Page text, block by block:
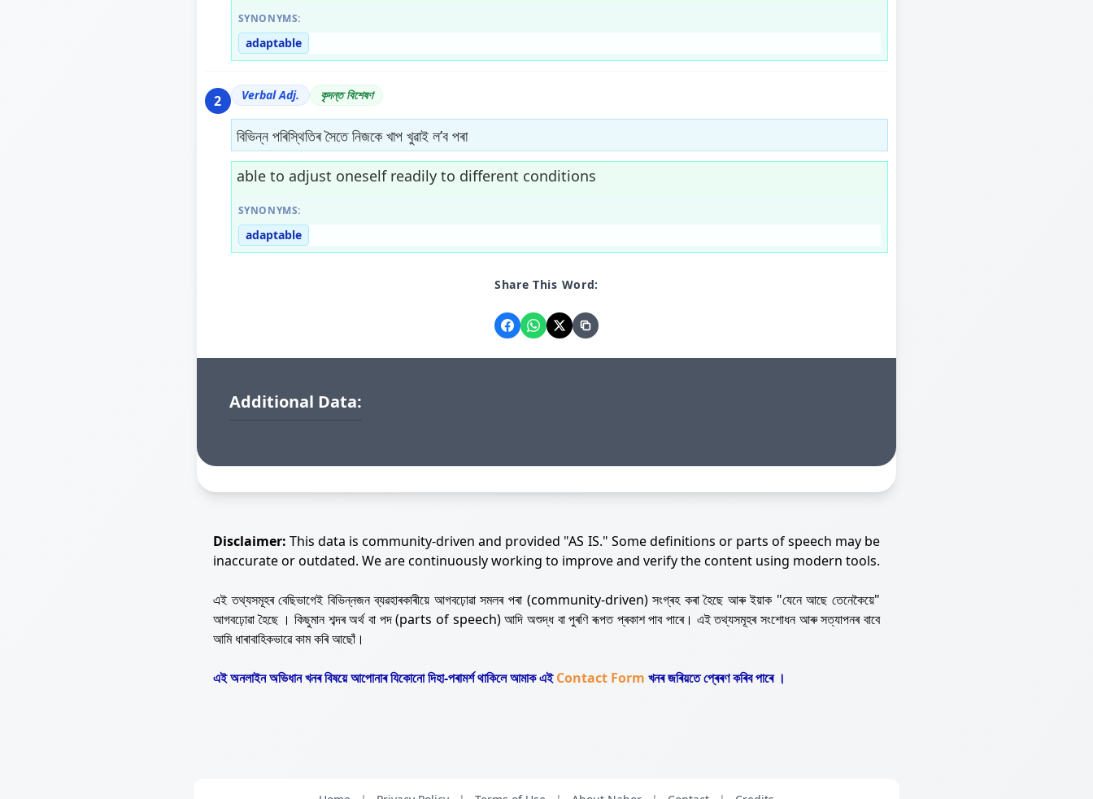
SYNONYMS:
adaptable
2 Verbal Adj. কৃদন্ত বিশেষণ
বিভিন্ন পৰিস্থিতিৰ সৈতে নিজকে খাপ খুৱাই ল’ব পৰা
able to adjust oneself readily to different conditions
SYNONYMS:
adaptable
Share This Word:
Additional Data:
Disclaimer: This data is community-driven and provided "AS IS." Some definitions or parts of speech may be
inaccurate or outdated. We are continuously working to improve and verify the content using modern tools.
এই তথ্যসমূহৰ বেছিভাগেই বিভিন্নজন ব্যৱহাৰকাৰীয়ে আগবঢ়োৱা সমলৰ পৰা (community-driven) সংগ্ৰহ কৰা হৈছে আৰু ইয়াক "যেনে আছে তেনেকৈয়ে"
আগবঢ়োৱা হৈছে । কিছুমান শব্দৰ অৰ্থ বা পদ (parts of speech) আদি অশুদ্ধ বা পুৰণি ৰূপত প্ৰকাশ পাব পাৰে। এই তথ্যসমূহৰ সংশোধন আৰু সত্যাপনৰ বাবে
আমি ধাৰাবাহিকভাৱে কাম কৰি আছোঁ।
এই অনলাইন অভিধান খনৰ বিষয়ে আপোনাৰ যিকোনো দিহা-পৰামৰ্শ থাকিলে আমাক এইContact Form খনৰ জৰিয়তে প্ৰেৰণ কৰিব পাৰে ।